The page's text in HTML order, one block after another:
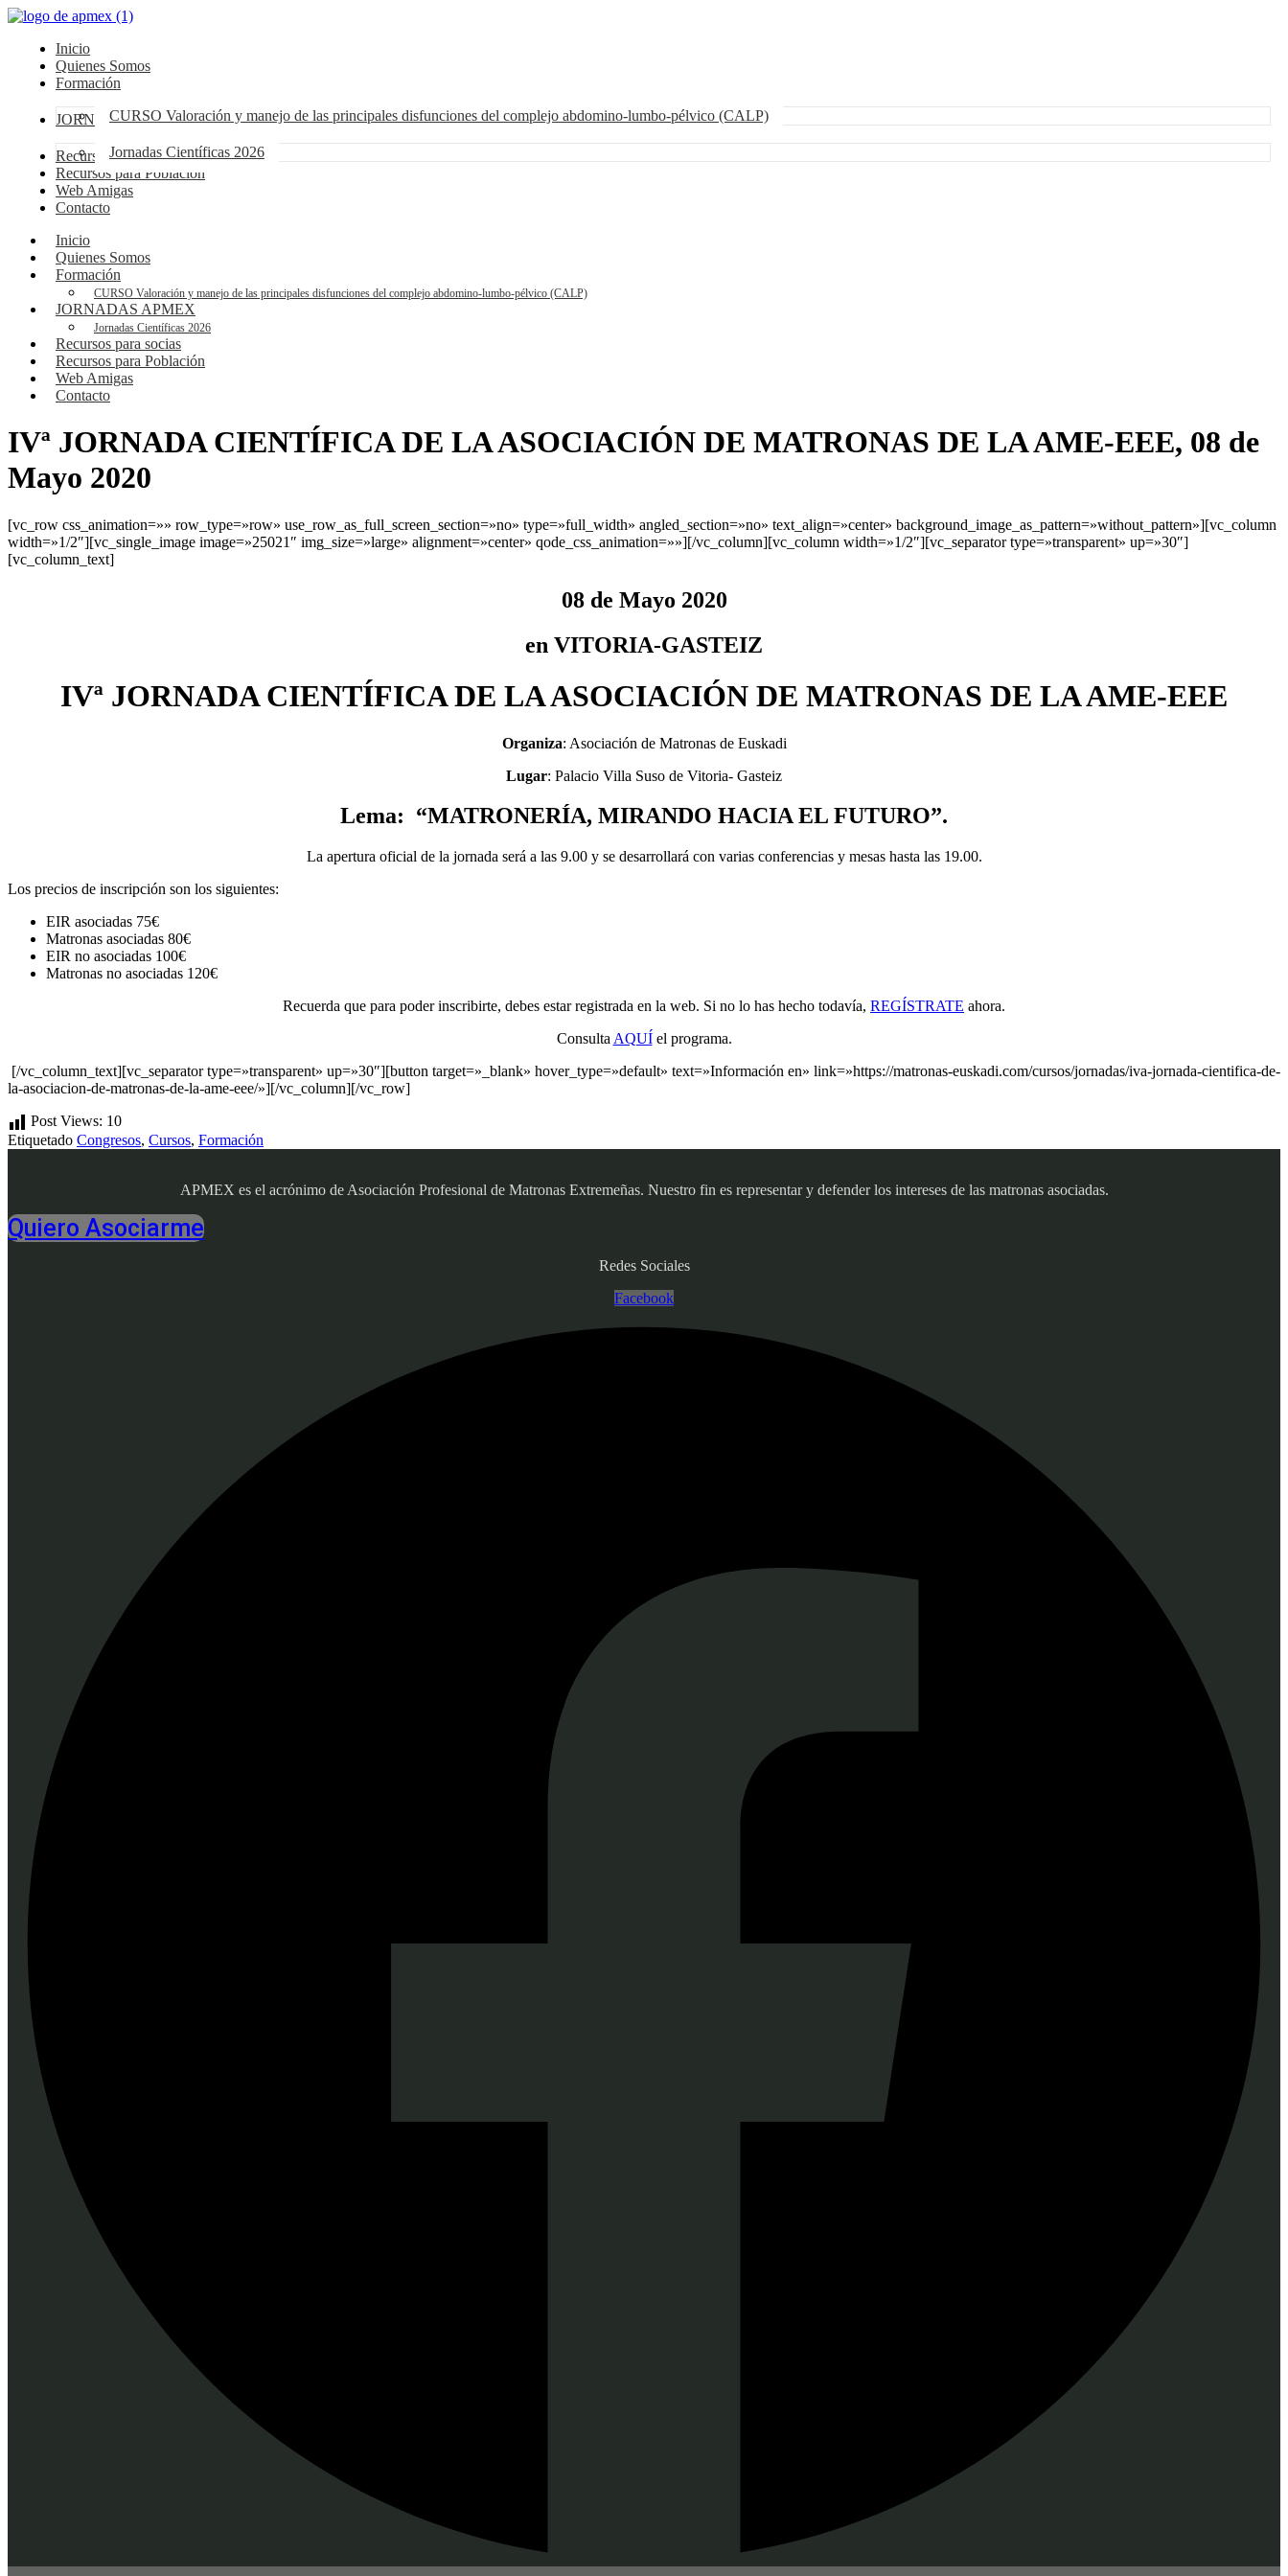
Inicio
Quienes Somos
Formación
CURSO Valoración y manejo de las principales disfunciones del complejo abdomino-lumbo-pélvico (CALP)
JORNADAS APMEX
Jornadas Científicas 2026
Recursos para socias
Recursos para Población
Web Amigas
Contacto
Inicio
Quienes Somos
Formación
CURSO Valoración y manejo de las principales disfunciones del complejo abdomino-lumbo-pélvico (CALP)
JORNADAS APMEX
Jornadas Científicas 2026
Recursos para socias
Recursos para Población
Web Amigas
Contacto
IVª JORNADA CIENTÍFICA DE LA ASOCIACIÓN DE MATRONAS DE LA AME-EEE, 08 de
Mayo 2020
[vc_row css_animation=»» row_type=»row» use_row_as_full_screen_section=»no» type=»full_width» angled_section=»no» text_align=»center» background_image_as_pattern=»without_pattern»][vc_column
width=»1/2″][vc_single_image image=»25021″ img_size=»large» alignment=»center» qode_css_animation=»»][/vc_column][vc_column width=»1/2″][vc_separator type=»transparent» up=»30″]
[vc_column_text]
08 de Mayo 2020
en VITORIA-GASTEIZ
IVª JORNADA CIENTÍFICA DE LA ASOCIACIÓN DE MATRONAS DE LA AME-EEE
Organiza: Asociación de Matronas de Euskadi
Lugar: Palacio Villa Suso de Vitoria- Gasteiz
Lema: “MATRONERÍA, MIRANDO HACIA EL FUTURO”.
La apertura oficial de la jornada será a las 9.00 y se desarrollará con varias conferencias y mesas hasta las 19.00.
Los precios de inscripción son los siguientes:
EIR asociadas 75€
Matronas asociadas 80€
EIR no asociadas 100€
Matronas no asociadas 120€
Recuerda que para poder inscribirte, debes estar registrada en la web. Si no lo has hecho todavía, REGÍSTRATE ahora.
Consulta AQUÍel programa.
[/vc_column_text][vc_separator type=»transparent» up=»30″][button target=»_blank» hover_type=»default» text=»Información en» link=»https://matronas-euskadi.com/cursos/jornadas/iva-jornada-cientifica-de-
la-asociacion-de-matronas-de-la-ame-eee/»][/vc_column][/vc_row]
Post Views: 10
Etiquetado Congresos, Cursos, Formación
APMEX es el acrónimo de Asociación Profesional de Matronas Extremeñas. Nuestro fin es representar y defender los intereses de las matronas asociadas.
Quiero Asociarme
Redes Sociales
Facebook